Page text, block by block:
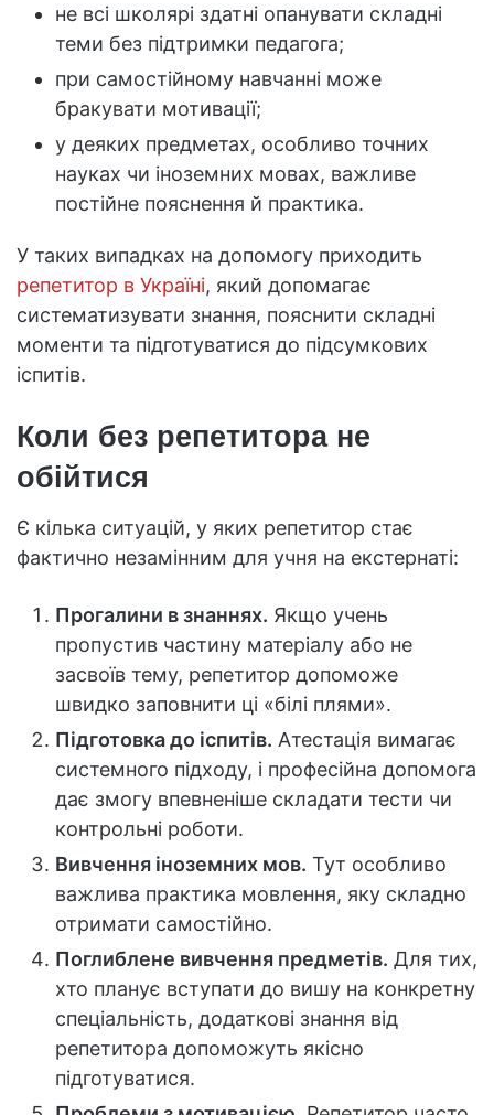
не всі школярі здатні опанувати складні
теми без підтримки педагога;
при самостійному навчанні може
бракувати мотивації;
у деяких предметах, особливо точних
науках чи іноземних мовах, важливе
постійне пояснення й практика.
У таких випадках на допомогу приходить
репетитор в Україні, який допомагає
систематизувати знання, пояснити складні
моменти та підготуватися до підсумкових
іспитів.
Коли без репетитора не
обійтися
Є кілька ситуацій, у яких репетитор стає
фактично незамінним для учня на екстернаті:
Прогалини в знаннях. Якщо учень
пропустив частину матеріалу або не
засвоїв тему, репетитор допоможе
швидко заповнити ці «білі плями».
Підготовка до іспитів. Атестація вимагає
системного підходу, і професійна допомога
дає змогу впевненіше складати тести чи
контрольні роботи.
Вивчення іноземних мов. Тут особливо
важлива практика мовлення, яку складно
отримати самостійно.
Поглиблене вивчення предметів. Для тих,
хто планує вступати до вишу на конкретну
спеціальність, додаткові знання від
репетитора допоможуть якісно
підготуватися.